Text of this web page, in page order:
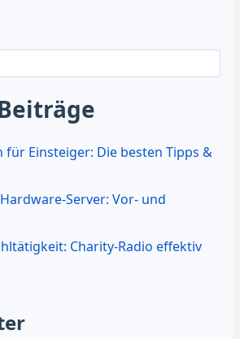
Einsteiger: Die besten Tipps &
Server: Vor- und
Charity-Radio effektiv